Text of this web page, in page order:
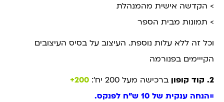
> הקדשה אישית מהמנהלת
> תמונות מבית הספר
וכל זה ללא עלות נוספת. העיצוב על בסיס העיצובים
הקייימים בפנורמה
2. קוד קופון
ברכישה מעל 200 יח’:
200+
=הנחה ענקית של 10 ש”ח לפנקס.